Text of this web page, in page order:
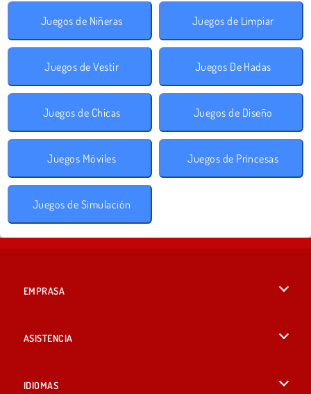
Juegos de Niñeras Juegos de Limpiar
Juegos de Vestir Juegos De Hadas
Juegos de Chicas Juegos de Diseño
Juegos Móviles Juegos de Princesas
Juegos de Simulación
EMPRASA
ASISTENCIA
IDIOMAS